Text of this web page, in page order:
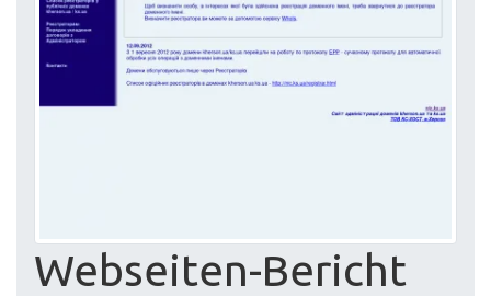
Webseiten-Bericht